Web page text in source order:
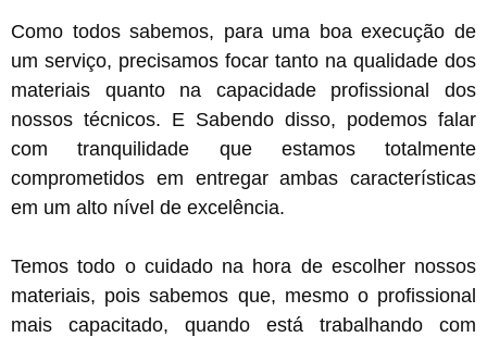
Como todos sabemos, para uma boa execução de
um serviço, precisamos focar tanto na qualidade dos
materiais quanto na capacidade profissional dos
nossos técnicos. E Sabendo disso, podemos falar
com tranquilidade que estamos totalmente
comprometidos em entregar ambas características
em um alto nível de excelência.
Temos todo o cuidado na hora de escolher nossos
materiais, pois sabemos que, mesmo o profissional
mais capacitado, quando está trabalhando com